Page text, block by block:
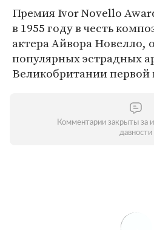
Премия Ivor Novello
в 1955 году в честь
актера Айвора Новелло,
популярных эстрадных
Великобритании первой
Комментарии закрыты за
давности